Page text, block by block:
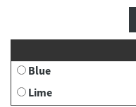
Blue
Lime